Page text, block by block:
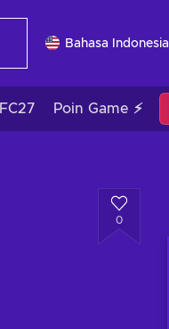
Bahasa Indonesia
FC27 Poin Game ⚡
0